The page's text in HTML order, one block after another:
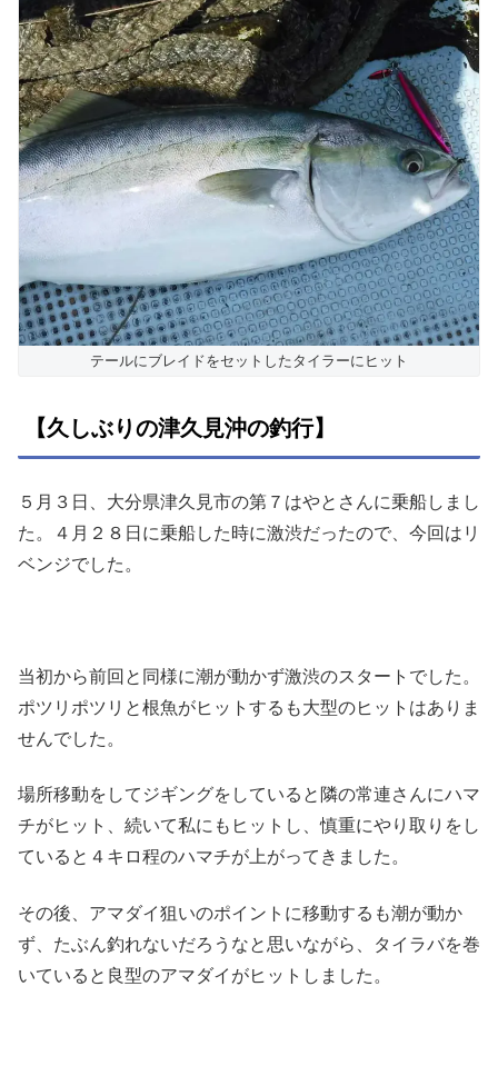
テールにブレイドをセットしたタイラーにヒット
【久しぶりの津久見沖の釣行】
５月３日、大分県津久見市の第７はやとさんに乗船しまし
た。４月２８日に乗船した時に激渋だったので、今回はリ
ベンジでした。
当初から前回と同様に潮が動かず激渋のスタートでした。
ポツリポツリと根魚がヒットするも大型のヒットはありま
せんでした。
場所移動をしてジギングをしていると隣の常連さんにハマ
チがヒット、続いて私にもヒットし、慎重にやり取りをし
ていると４キロ程のハマチが上がってきました。
その後、アマダイ狙いのポイントに移動するも潮が動か
ず、たぶん釣れないだろうなと思いながら、タイラバを巻
いていると良型のアマダイがヒットしました。